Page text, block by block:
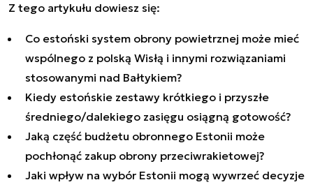
Z tego artykułu dowiesz się:
Co estoński system obrony powietrznej może mieć
wspólnego z polską Wisłą i innymi rozwiązaniami
stosowanymi nad Bałtykiem?
Kiedy estońskie zestawy krótkiego i przyszłe
średniego/dalekiego zasięgu osiągną gotowość?
Jaką część budżetu obronnego Estonii może
pochłonąć zakup obrony przeciwrakietowej?
Jaki wpływ na wybór Estonii mogą wywrzeć decyzje